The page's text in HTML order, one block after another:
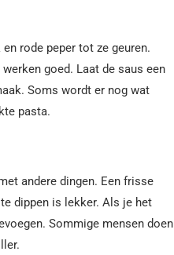
rode peper tot ze geuren.
goed. Laat de saus een
Soms wordt er nog wat
pasta.
andere dingen. Een frisse
dippen is lekker. Als je het
Sommige mensen doen